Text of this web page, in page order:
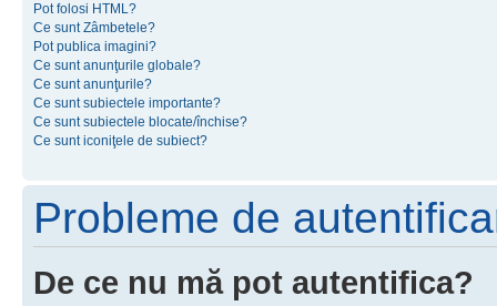
Pot folosi HTML?
Ce sunt Zâmbetele?
Pot publica imagini?
Ce sunt anunţurile globale?
Ce sunt anunţurile?
Ce sunt subiectele importante?
Ce sunt subiectele blocate/închise?
Ce sunt iconiţele de subiect?
Probleme de
De ce nu mă pot autentifica?